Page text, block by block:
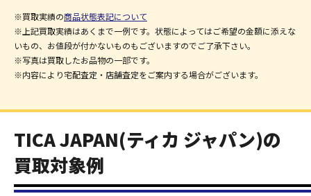
※買取実績の商品状態表記について
※上記買取実績はあくまで一例です。状態によってはご希望の金額に添えな
いもの、お値段が付かないものもございますのでご了承下さい。
※写真は買取したお品物の一部です。
※内容により宅配査定・店舗査定をご案内する場合がございます。
TICA JAPAN(ティカ ジャパン)の
買取対象例